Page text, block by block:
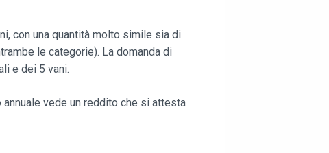
con una quantità molto simile sia di
le categorie). La domanda di
e dei 5 vani.
vede un reddito che si attesta